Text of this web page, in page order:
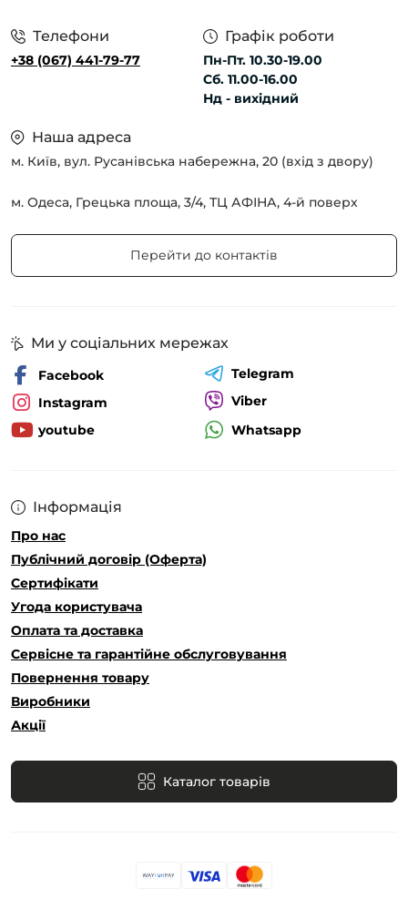
Телефони
+38 (067) 441-79-77
Графік роботи
Пн-Пт. 10.30-19.00
Сб. 11.00-16.00
Нд - вихідний
Наша адреса
м. Київ, вул. Русанівська набережна, 20 (вхід з двору)
м. Одеса, Грецька площа, 3/4, ТЦ АФІНА, 4-й поверх
Перейти до контактів
Інформація
Про нас
Публічний договір (Оферта)
Сертифікати
Угода користувача
Оплата та доставка
Сервісне та гарантійне обслуговування
Повернення товару
Виробники
Акції
Каталог товарів
Ми у соціальних мережах
Facebook
Instagram
youtube
Telegram
Viber
Whatsapp